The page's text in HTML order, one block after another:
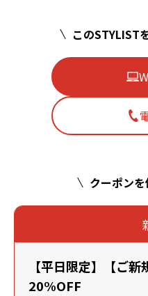
このSTYLIST
クーポン
【平日限定】【ご
20%OFF